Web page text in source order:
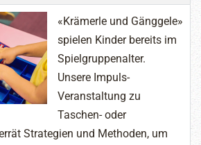
«Krämerle und Gänggele»
spielen Kinder bereits im
Spielgruppenalter.
Unsere Impuls-
Veranstaltung zu
Taschen- oder
Strategien und Methoden, um